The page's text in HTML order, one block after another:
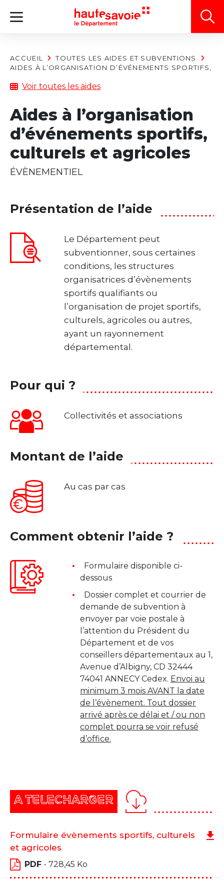
Panneau de gestion des cookies
ACCUEIL
TOUTES LES AIDES ET SUBVENTIONS
AIDES À L’ORGANISATION D’ÉVÉNEMENTS SPORTIFS,
Voir toutes les aides
Aides à l’organisation
d’événements sportifs,
culturels et agricoles
ÉVÈNEMENTIEL
Présentation de l’aide
Le Département peut
subventionner, sous certaines
conditions, les structures
organisatrices d’évènements
sportifs qualifiants ou
l’organisation de projet sportifs,
culturels, agricoles ou autres,
ayant un rayonnement
départemental.
Pour qui ?
Collectivités et associations
Montant de l’aide
Au cas par cas
Comment obtenir l’aide ?
Formulaire disponible ci-
dessous
Dossier complet et courrier de
demande de subvention à
envoyer par voie postale à
l’attention du Président du
Département et de vos
conseillers départementaux au 1,
Avenue d’Albigny, CD 32444
74041 ANNECY Cedex. Envoi au
minimum 3 mois AVANT la date
de l’évènement. Tout dossier
arrivé après ce délai et / ou non
complet pourra se voir refusé
d’office.
A TELECHARGER
Formulaire évènements sportifs, culturels
et agricoles
PDF - 728,45 Ko